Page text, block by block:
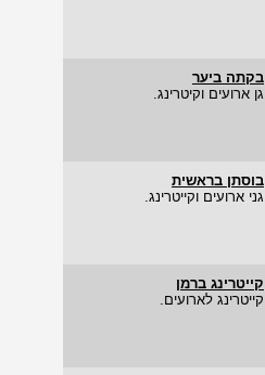
בקתה ביער
גן ארועים וקיטרינג.
בוסתן בראשית
גני ארועים וקייטרינג.
קייטרינג ברמן
קייטרינג לארועים.